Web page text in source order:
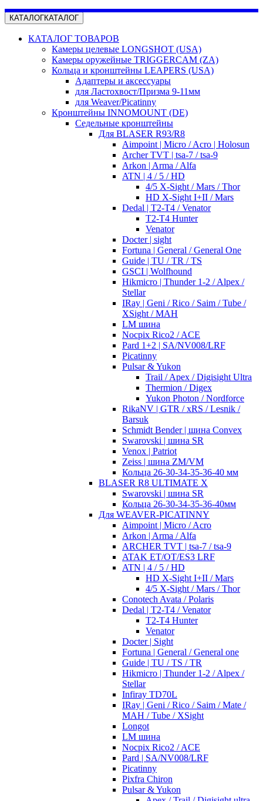
КАТАЛОГКАТАЛОГ
КАТАЛОГ ТОВАРОВ
Камеры целевые LONGSHOT (USA)
Камеры оружейные TRIGGERCAM (ZA)
Кольца и кронштейны LEAPERS (USA)
Адаптеры и аксессуары
для Ластохвост/Призма 9-11мм
для Weaver/Picatinny
Кронштейны INNOMOUNT (DE)
Седельные кронштейны
Для BLASER R93/R8
Aimpoint | Micro / Acro | Holosun
Archer TVT | tsa-7 / tsa-9
Arkon | Arma / Alfa
ATN | 4 / 5 / HD
4/5 X-Sight / Mars / Thor
HD X-Sight I+II / Mars
Dedal | T2-T4 / Venator
T2-T4 Hunter
Venator
Docter | sight
Fortuna | General / General One
Guide | TU / TR / TS
GSCI | Wolfhound
Hikmicro | Thunder 1-2 / Alpex /
Stellar
IRay | Geni / Rico / Saim / Tube /
XSight / MAH
LM шина
Nocpix Rico2 / ACE
Pard 1+2 | SA/NV008/LRF
Picatinny
Pulsar & Yukon
Trail / Apex / Digisight Ultra
Thermion / Digex
Yukon Photon / Nordforce
RikaNV | GTR / xRS / Lesnik /
Barsuk
Schmidt Bender | шина Convex
Swarovski | шина SR
Venox | Patriot
Zeiss | шина ZM/VM
Кольца 26-30-34-35-36-40 мм
BLASER R8 ULTIMATE X
Swarovski | шина SR
Кольца 26-30-34-35-36-40мм
Для WEAVER-PICATINNY
Aimpoint | Micro / Acro
Arkon | Arma / Alfa
ARCHER TVT | tsa-7 / tsa-9
ATAK ET/OT/ES3 LRF
ATN | 4 / 5 / HD
HD X-Sight I+II / Mars
4/5 X-Sight / Mars / Thor
Conotech Avata / Polaris
Dedal | T2-T4 / Venator
T2-T4 Hunter
Venator
Docter | Sight
Fortuna | General / General one
Guide | TU / TS / TR
Hikmicro | Thunder 1-2 / Alpex /
Stellar
Infiray TD70L
IRay | Geni / Rico / Saim / Mate /
MAH / Tube / XSight
Longot
LM шина
Nocpix Rico2 / ACE
Pard | SA/NV008/LRF
Picatinny
Pixfra Chiron
Pulsar & Yukon